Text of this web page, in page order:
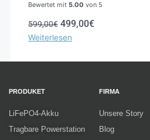
Bewertet mit 5.00 von 5
599,00€ 499,00€
Weiterlesen
PRODUKET
LiFePO4-Akku
Tragbare Powerstation
FIRMA
Unsere Story
Blog